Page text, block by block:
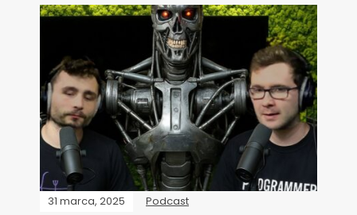
31 marca, 2025 Podcast